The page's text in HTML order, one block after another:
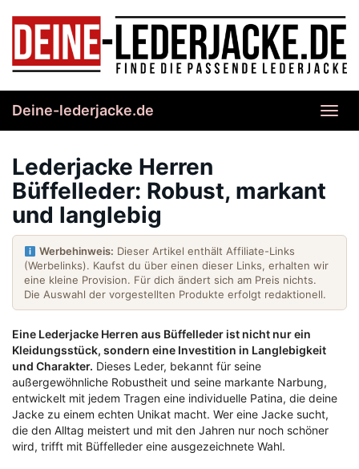
content
Deine-lederjacke.de
Lederjacke Herren
Büffelleder: Robust, markant
und langlebig
Werbehinweis: Dieser Artikel enthält Affiliate-Links
(Werbelinks). Kaufst du über einen dieser Links, erhalten wir
eine kleine Provision. Für dich ändert sich am Preis nichts.
Die Auswahl der vorgestellten Produkte erfolgt redaktionell.
Eine Lederjacke Herren aus Büffelleder ist nicht nur ein
Kleidungsstück, sondern eine Investition in Langlebigkeit
und Charakter. Dieses Leder, bekannt für seine
außergewöhnliche Robustheit und seine markante Narbung,
entwickelt mit jedem Tragen eine individuelle Patina, die deine
Jacke zu einem echten Unikat macht. Wer eine Jacke sucht,
die den Alltag meistert und mit den Jahren nur noch schöner
wird, trifft mit Büffelleder eine ausgezeichnete Wahl.